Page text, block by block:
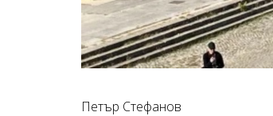
Петър Стефанов